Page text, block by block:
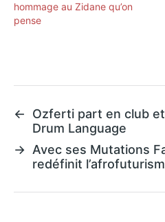
hommage au Zidane qu’on
pense
←
Ozferti part en club
Drum Language
→ Avec ses Mutations
redéfinit